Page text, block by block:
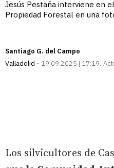
Jesús Pestaña interviene en
Propiedad Forestal en una
Santiago G. del Campo
Valladolid
19.09.2025 | 17:19
Los silvicultores de